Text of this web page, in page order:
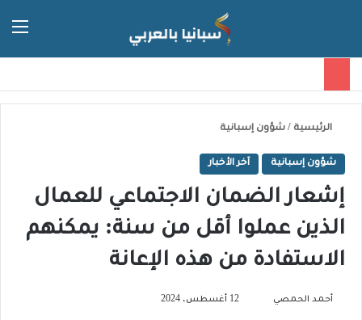
الرئيسية / شؤون إسبانية
شؤون إسبانية آخر الأخبار
إشعار الضمان الاجتماعي للعمال
الذين عملوا أقل من سنة: يمكنهم
الاستفادة من هذه الإعانة
أحمد الحمصي 12 أغسطس، 2024